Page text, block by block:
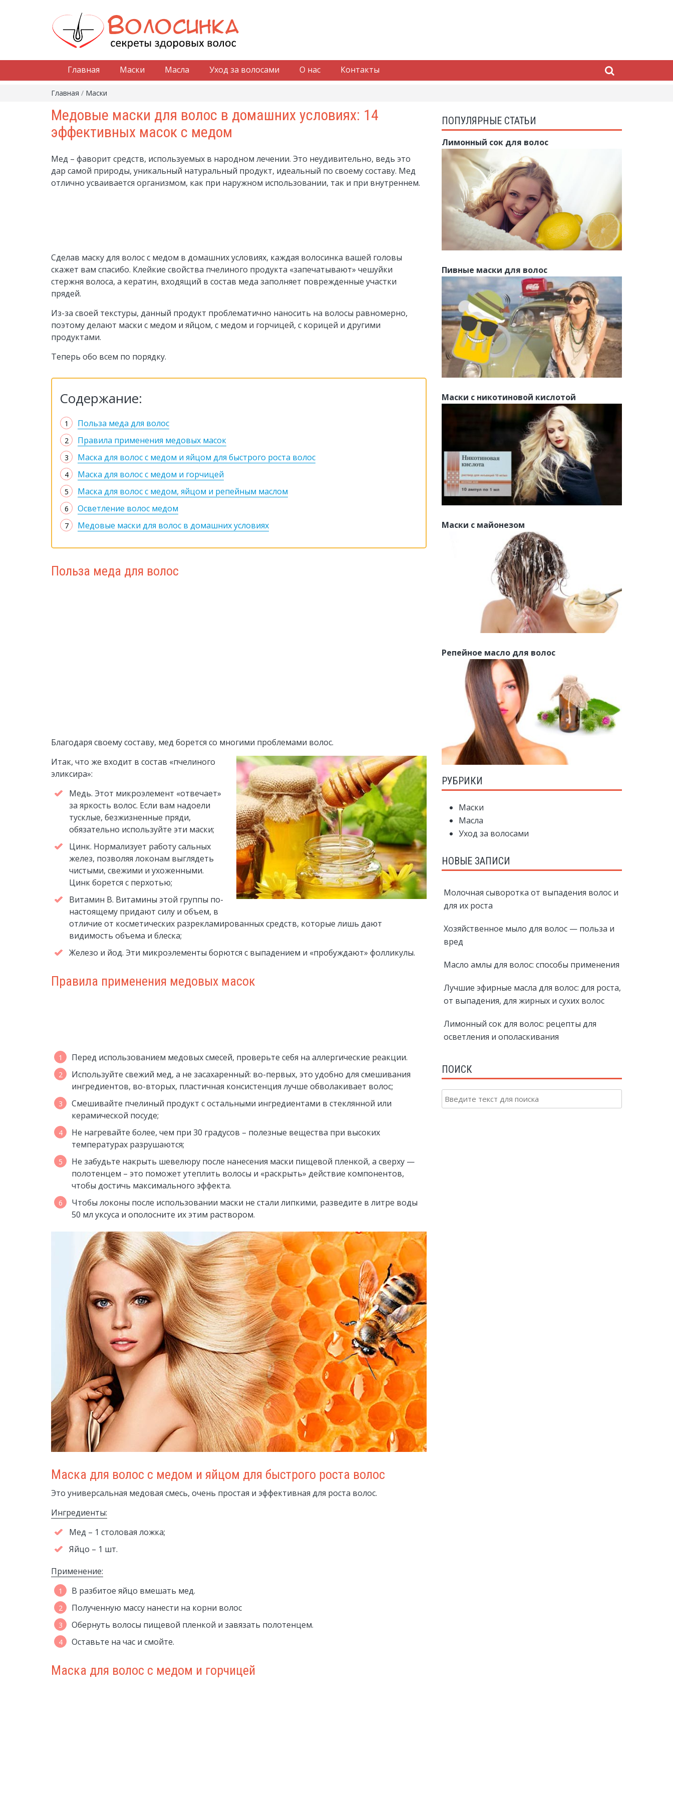
Главная Маски Масла Уход за волосами О нас Контакты
Главная / Маски
Медовые маски для волос в домашних условиях: 14
эффективных масок с медом
Мед – фаворит средств, используемых в народном лечении. Это неудивительно, ведь это
дар самой природы, уникальный натуральный продукт, идеальный по своему составу. Мед
отлично усваивается организмом, как при наружном использовании, так и при внутреннем.
Сделав маску для волос с медом в домашних условиях, каждая волосинка вашей головы
скажет вам спасибо. Клейкие свойства пчелиного продукта «запечатывают» чешуйки
стержня волоса, а кератин, входящий в состав меда заполняет поврежденные участки
прядей.
Из-за своей текстуры, данный продукт проблематично наносить на волосы равномерно,
поэтому делают маски с медом и яйцом, с медом и горчицей, с корицей и другими
продуктами.
Теперь обо всем по порядку.
Содержание:
Польза меда для волос
Правила применения медовых масок
Маска для волос с медом и яйцом для быстрого роста волос
Маска для волос с медом и горчицей
Маска для волос с медом, яйцом и репейным маслом
Осветление волос медом
Медовые маски для волос в домашних условиях
Польза меда для волос
Благодаря своему составу, мед борется со многими проблемами волос.
Итак, что же входит в состав «пчелиного
эликсира»:
Медь. Этот микроэлемент «отвечает»
за яркость волос. Если вам надоели
тусклые, безжизненные пряди,
обязательно используйте эти маски;
Цинк. Нормализует работу сальных
желез, позволяя локонам выглядеть
чистыми, свежими и ухоженными.
Цинк борется с перхотью;
Витамин В. Витамины этой группы по-
настоящему придают силу и объем, в
отличие от косметических разрекламированных средств, которые лишь дают
видимость объема и блеска;
Железо и йод. Эти микроэлементы борются с выпадением и «пробуждают» фолликулы.
Правила применения медовых масок
Перед использованием медовых смесей, проверьте себя на аллергические реакции.
Используйте свежий мед, а не засахаренный: во-первых, это удобно для смешивания
ингредиентов, во-вторых, пластичная консистенция лучше обволакивает волос;
Смешивайте пчелиный продукт с остальными ингредиентами в стеклянной или
керамической посуде;
Не нагревайте более, чем при 30 градусов – полезные вещества при высоких
температурах разрушаются;
Не забудьте накрыть шевелюру после нанесения маски пищевой пленкой, а сверху —
полотенцем – это поможет утеплить волосы и «раскрыть» действие компонентов,
чтобы достичь максимального эффекта.
Чтобы локоны после использовании маски не стали липкими, разведите в литре воды
50 мл уксуса и ополосните их этим раствором.
Маска для волос с медом и яйцом для быстрого роста волос
Это универсальная медовая смесь, очень простая и эффективная для роста волос.
Ингредиенты:
Мед – 1 столовая ложка;
Яйцо – 1 шт.
Применение:
В разбитое яйцо вмешать мед.
Полученную массу нанести на корни волос
Обернуть волосы пищевой пленкой и завязать полотенцем.
Оставьте на час и смойте.
Маска для волос с медом и горчицей
ПОПУЛЯРНЫЕ СТАТЬИ
Лимонный сок для волос
Пивные маски для волос
Маски с никотиновой кислотой
Маски с майонезом
Репейное масло для волос
РУБРИКИ
Маски
Масла
Уход за волосами
НОВЫЕ ЗАПИСИ
Молочная сыворотка от выпадения волос и
для их роста
Хозяйственное мыло для волос — польза и
вред
Масло амлы для волос: способы применения
Лучшие эфирные масла для волос: для роста,
от выпадения, для жирных и сухих волос
Лимонный сок для волос: рецепты для
осветления и ополаскивания
ПОИСК